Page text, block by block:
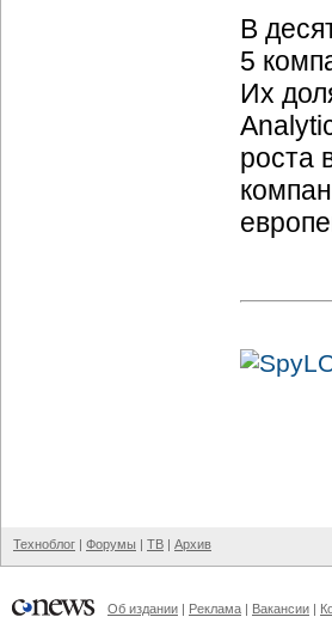
В
5
Их
роста
Техноблог | Форумы | ТВ | Архив
Об издании | Реклама | Вакансии |